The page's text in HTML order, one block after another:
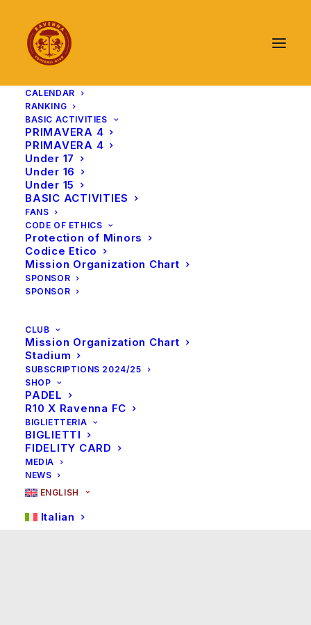
CALENDAR
RANKING
BASIC ACTIVITIES
PRIMAVERA 4
PRIMAVERA 4
Under 17
Under 16
Under 15
BASIC ACTIVITIES
FANS
CODE OF ETHICS
Protection of Minors
Codice Etico
Mission Organization Chart
SPONSOR
SPONSOR
CLUB
Mission Organization Chart
Stadium
SUBSCRIPTIONS 2024/25
SHOP
PADEL
R10 X Ravenna FC
BIGLIETTERIA
BIGLIETTI
FIDELITY CARD
MEDIA
NEWS
ENGLISH
Italian